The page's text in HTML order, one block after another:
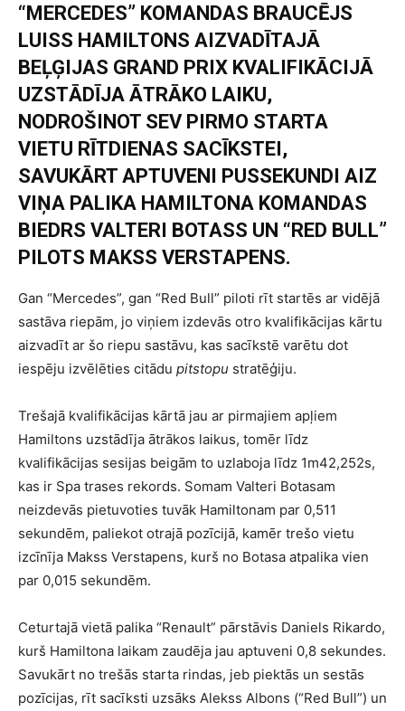
“MERCEDES” KOMANDAS BRAUCĒJS
LUISS HAMILTONS AIZVADĪTAJĀ
BEĻĢIJAS GRAND PRIX KVALIFIKĀCIJĀ
UZSTĀDĪJA ĀTRĀKO LAIKU,
NODROŠINOT SEV PIRMO STARTA
VIETU RĪTDIENAS SACĪKSTEI,
SAVUKĀRT APTUVENI PUSSEKUNDI AIZ
VIŅA PALIKA HAMILTONA KOMANDAS
BIEDRS VALTERI BOTASS UN “RED BULL”
PILOTS MAKSS VERSTAPENS.
Gan “Mercedes”, gan “Red Bull” piloti rīt startēs ar vidējā
sastāva riepām, jo viņiem izdevās otro kvalifikācijas kārtu
aizvadīt ar šo riepu sastāvu, kas sacīkstē varētu dot
iespēju izvēlēties citādu pitstopu stratēģiju.
Trešajā kvalifikācijas kārtā jau ar pirmajiem apļiem
Hamiltons uzstādīja ātrākos laikus, tomēr līdz
kvalifikācijas sesijas beigām to uzlaboja līdz 1m42,252s,
kas ir Spa trases rekords. Somam Valteri Botasam
neizdevās pietuvoties tuvāk Hamiltonam par 0,511
sekundēm, paliekot otrajā pozīcijā, kamēr trešo vietu
izcīnīja Makss Verstapens, kurš no Botasa atpalika vien
par 0,015 sekundēm.
Ceturtajā vietā palika “Renault” pārstāvis Daniels Rikardo,
kurš Hamiltona laikam zaudēja jau aptuveni 0,8 sekundes.
Savukārt no trešās starta rindas, jeb piektās un sestās
pozīcijas, rīt sacīksti uzsāks Alekss Albons (“Red Bull”) un